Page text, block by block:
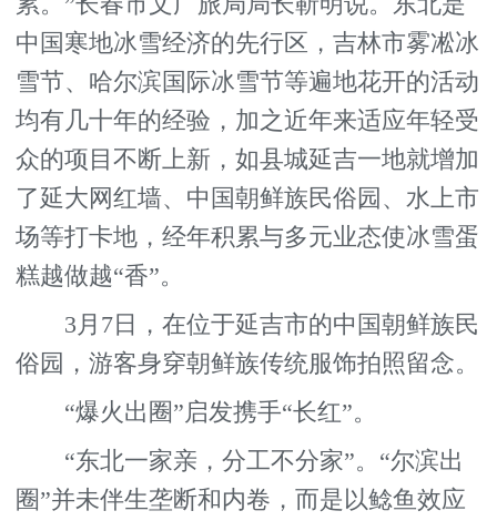
中国寒地冰雪经济的先行区，吉林市雾凇冰
雪节、哈尔滨国际冰雪节等遍地花开的活动
均有几十年的经验，加之近年来适应年轻受
众的项目不断上新，如县城延吉一地就增加
了延大网红墙、中国朝鲜族民俗园、水上市
场等打卡地，经年积累与多元业态使冰雪蛋
糕越做越“香”。
3月7日，在位于延吉市的中国朝鲜族民
俗园，游客身穿朝鲜族传统服饰拍照留念。
“爆火出圈”启发携手“长红”。
“东北一家亲，分工不分家”。“尔滨出
圈”并未伴生垄断和内卷，而是以鲶鱼效应